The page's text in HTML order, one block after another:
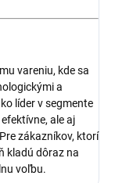
vareniu, kde sa
a
líder v segmente
ale aj
zákazníkov, ktorí
kladú dôraz na
voľbu.